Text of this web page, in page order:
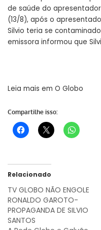
de saúde do
(13/8), após o
Silvio teria se
emissora informou que
Leia mais em O Globo
Compartilhe isso:
Relacionado
TV GLOBO NÃO ENGOLE
RONALDO GAROTO-
PROPAGANDA DE SILVIO
SANTOS